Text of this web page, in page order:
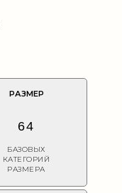
64
РАЗМЕР
БАЗОВЫХ
КАТЕГОРИЙ
РАЗМЕРА